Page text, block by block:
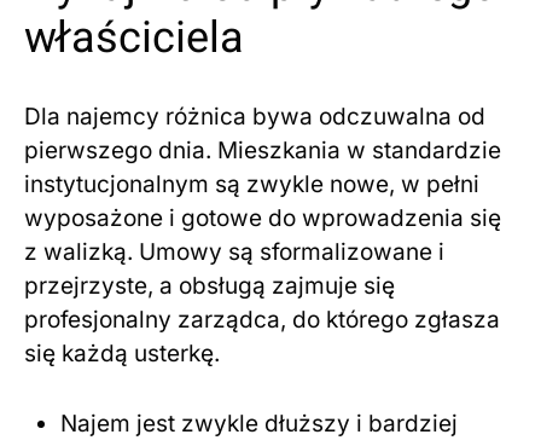
właściciela
Dla najemcy różnica bywa odczuwalna od
pierwszego dnia. Mieszkania w standardzie
instytucjonalnym są zwykle nowe, w pełni
wyposażone i gotowe do wprowadzenia się
z walizką. Umowy są sformalizowane i
przejrzyste, a obsługą zajmuje się
profesjonalny zarządca, do którego zgłasza
się każdą usterkę.
Najem jest zwykle dłuższy i bardziej